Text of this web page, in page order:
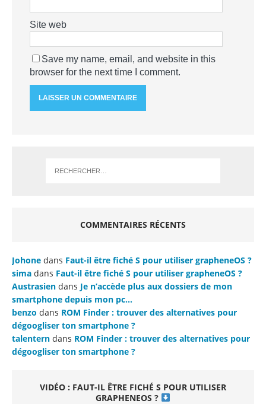
Site web
Save my name, email, and website in this
browser for the next time I comment.
COMMENTAIRES RÉCENTS
Johone dans Faut-il être fiché S pour utiliser grapheneOS ?
sima dans Faut-il être fiché S pour utiliser grapheneOS ?
Austrasien dans Je n’accède plus aux dossiers de mon
smartphone depuis mon pc…
benzo dans ROM Finder : trouver des alternatives pour
dégoogliser ton smartphone ?
talentern dans ROM Finder : trouver des alternatives pour
dégoogliser ton smartphone ?
VIDÉO : FAUT-IL ÊTRE FICHÉ S POUR UTILISER
GRAPHENEOS ?